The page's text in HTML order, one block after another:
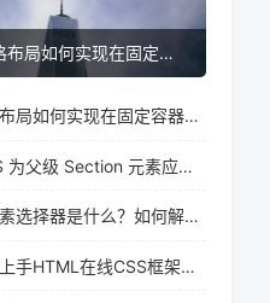
动态网格布局如何实现在固定容器中让单元格自适应调整
动态网格布局如何实现在固定容器中让单元格自适应调整
使用 CSS 为父级 Section 元素应用奇偶逻辑
CSS子元素选择器是什么？如何解决特定元素样式覆盖问题
如何快速上手HTML在线CSS框架和前端UI库？